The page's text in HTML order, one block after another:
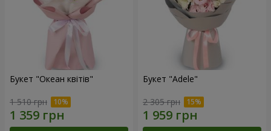
Букет "Океан квітів"
1 510 грн
Букет "Adele"
2 305 грн